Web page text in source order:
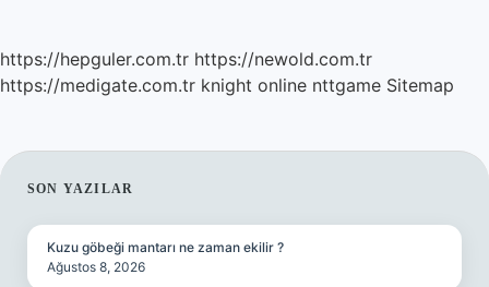
https://hepguler.com.tr https://newold.com.tr
https://medigate.com.tr knight online nttgame Sitemap
SIDEBAR
SON YAZILAR
Kuzu göbeği mantarı ne zaman ekilir ?
Ağustos 8, 2026